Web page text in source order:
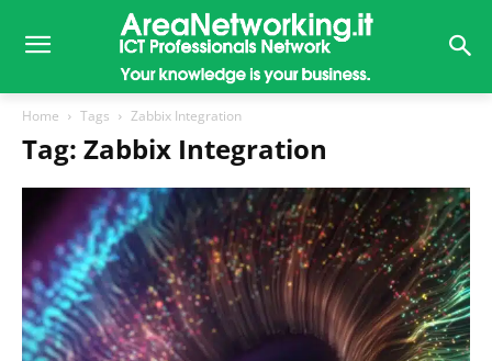
Home Tags Zabbix Integration
Tag: Zabbix Integration